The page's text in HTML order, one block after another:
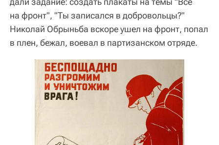
на фронт", "Ты записался в добровольцы?"
Николай Обрыньба вскоре ушел на фронт, попал
в плен, бежал, воевал в партизанском отряде.